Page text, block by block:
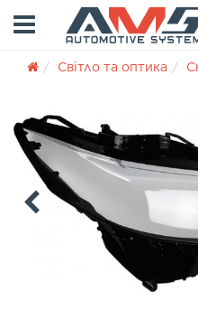
Світло та оптика